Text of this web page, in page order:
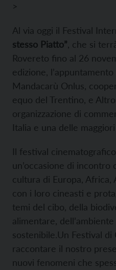
>
Al via oggi il Festival
stesso Piatto” , che si
Rovereto fino al 26
edizione,
Mandacarù Onlus,
equo del Trentino, e
organizzazione di
Italia e una delle
Il festival
un’occasione di incontro
cultura di Europa, Africa,
con i loro cineasti e
temi del cibo, della
alimentare,
sostenibile.Un Festival di
raccontare il nostro
nuovi fenomeni che